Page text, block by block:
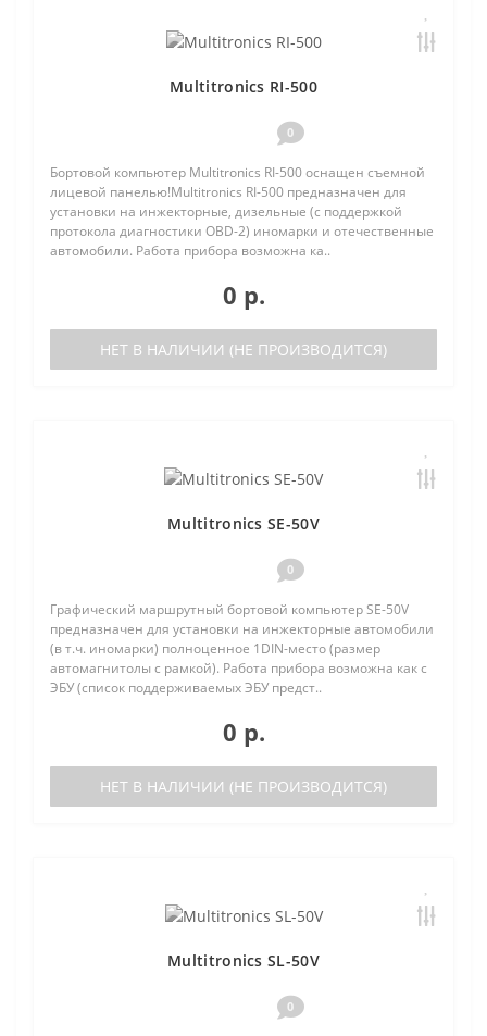
Multitronics RI-500
0
Бортовой компьютер Multitronics RI-500 оснащен съемной
лицевой панелью!Multitronics RI-500 предназначен для
установки на инжекторные, дизельные (с поддержкой
протокола диагностики OBD-2) иномарки и отечественные
автомобили. Работа прибора возможна ка..
0 р.
НЕТ В НАЛИЧИИ (НЕ ПРОИЗВОДИТСЯ)
Multitronics SE-50V
0
Графический маршрутный бортовой компьютер SE-50V
предназначен для установки на инжекторные автомобили
(в т.ч. иномарки) полноценное 1DIN-место (размер
автомагнитолы с рамкой). Работа прибора возможна как с
ЭБУ (список поддерживаемых ЭБУ предст..
0 р.
НЕТ В НАЛИЧИИ (НЕ ПРОИЗВОДИТСЯ)
Multitronics SL-50V
0